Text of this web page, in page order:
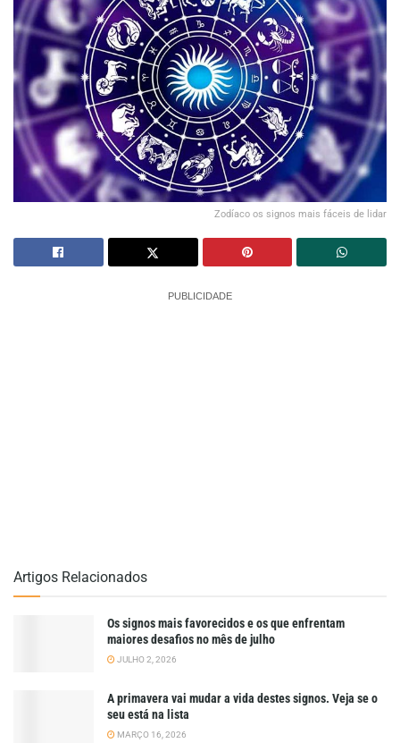
Zodíaco os signos mais fáceis de lidar
PUBLICIDADE
Artigos Relacionados
Os signos mais favorecidos e os que enfrentam
maiores desafios no mês de julho
JULHO 2, 2026
A primavera vai mudar a vida destes signos. Veja se o
seu está na lista
MARÇO 16, 2026